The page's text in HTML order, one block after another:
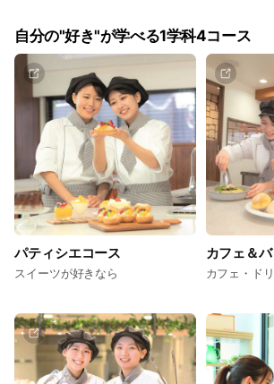
自分の"好き"が学べる1学科4コース
パティシエコース
スイーツが好きなら
カフェ＆
カフェ・ド